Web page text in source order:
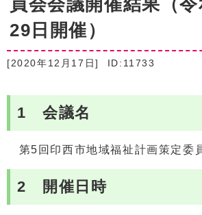
29日開催）
[2020年12月17日] ID:11733
1 会議名
第5回印西市地域福祉計画策定委
2 開催日時